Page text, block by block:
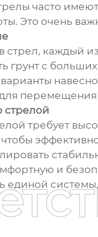
часто
Это очень
стрел, каждый
грунт с
стрелой
требует
и
единой